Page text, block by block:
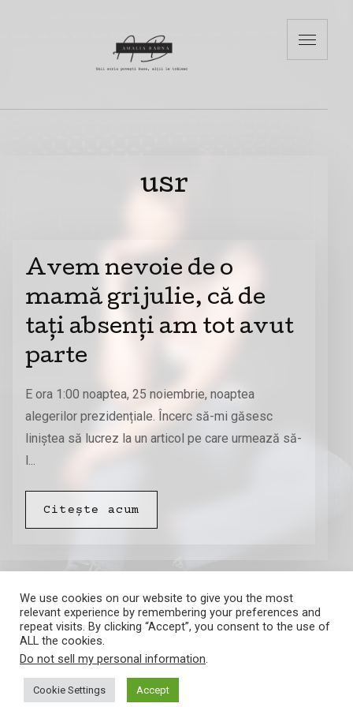
usr
Avem nevoie de o
mamă grijulie, că de
tați absenți am tot avut
parte
E ora 1:00 noaptea, 25 noiembrie, noaptea
alegerilor prezidențiale. Încerc să-mi găsesc
liniștea să lucrez la un articol pe care urmează să-
l...
Citește acum
Amalia Barna
We use cookies on our website to give you the most
relevant experience by remembering your preferences and
repeat visits. By clicking “Accept”, you consent to the use of
ALL the cookies.
Do not sell my personal information.
Cookie Settings Accept